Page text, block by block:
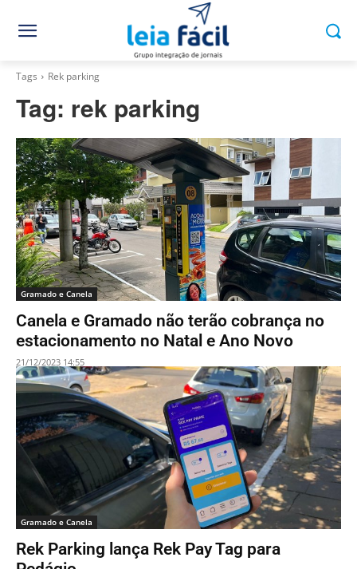
Tags Rek parking
Tag: rek parking
Gramado e Canela
Canela e Gramado não terão cobrança no
estacionamento no Natal e Ano Novo
21/12/2023 14:55
Gramado e Canela
Rek Parking lança Rek Pay Tag para